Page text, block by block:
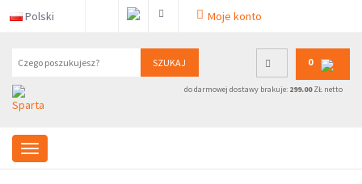
Polski Moje konto
SZUKAJ 0
do darmowej dostawy brakuje: 299.00ZŁ netto